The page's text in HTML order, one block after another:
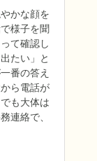
かな顔を
様子を聞
て確認し
たい」と
番の答え
ら電話が
も大体は
連絡で、